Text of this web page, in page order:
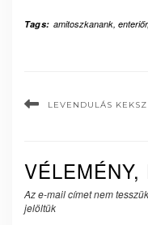
Tags: amitoszkanank, enteriőr,
LEVENDULÁS
Az e-mail címet nem
jelöltük